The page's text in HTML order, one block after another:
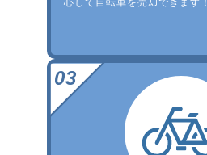
心して自転車を売却できます！